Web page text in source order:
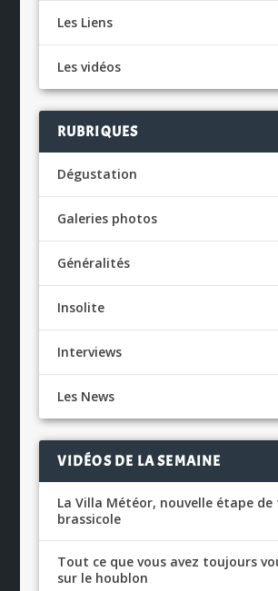
Les Liens
Les vidéos
RUBRIQUES
Dégustation
Galeries photos
Généralités
Insolite
Interviews
Les News
VIDÉOS DE LA SEMAINE
La Villa Météor, nouvelle étape
brassicole
Tout ce que vous avez toujours
sur le houblon